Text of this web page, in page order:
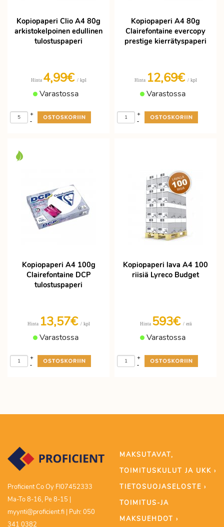
Kopiopaperi Clio A4 80g
arkistokelpoinen edullinen
tulostuspaperi
Hinta 4,99€ / kpl
Varastossa
-
+
Kopiopaperi A4 80g
Clairefontaine evercopy
prestige kierrätyspaperi
Hinta 12,69€ / kpl
Varastossa
-
+
Kopiopaperi A4 100g
Clairefontaine DCP
tulostuspaperi
Hinta 13,57€ / kpl
Varastossa
-
+
Kopiopaperi lava A4 100
riisiä Lyreco Budget
Hinta 593€ / erä
Varastossa
-
+
Proficient Co Oy FI07452333
Ma-To 8-16, Pe 8-15 |
myynti@proficient.fi | Puh: 050
341 0382
MAKSUTAVAT,
TOIMITUSKULUT JA UKK ›
TIETOSUOJASELOSTE ›
TOIMITUS-JA
MAKSUEHDOT ›